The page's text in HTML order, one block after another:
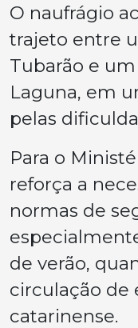
O naufrágio
trajeto entre
Tubarão e
Laguna, em
pelas
Para o
reforça a
normas de
de verão,
circulação de
catarinense.